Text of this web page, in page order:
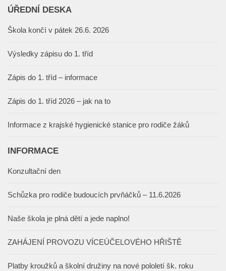
ÚŘEDNÍ DESKA
Škola končí v pátek 26.6. 2026
Výsledky zápisu do 1. tříd
Zápis do 1. tříd – informace
Zápis do 1. tříd 2026 – jak na to
Informace z krajské hygienické stanice pro rodiče žáků
INFORMACE
Konzultační den
Schůzka pro rodiče budoucích prvňáčků – 11.6.2026
Naše škola je plná dětí a jede naplno!
ZAHÁJENÍ PROVOZU VÍCEÚČELOVÉHO HŘIŠTĚ
Platby kroužků a školní družiny na nové pololetí šk. roku